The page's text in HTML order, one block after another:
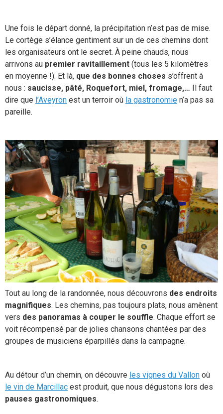
Une fois le départ donné, la précipitation n’est pas de mise.
Le cortège s’élance gentiment sur un de ces chemins dont
les organisateurs ont le secret. À peine chauds, nous
arrivons au premier ravitaillement (tous les 5 kilomètres
en moyenne !). Et là, que des bonnes choses s’offrent à
nous : saucisse, pâté, Roquefort, miel, fromage,… Il faut
dire que l’Aveyron est un terroir où la gastronomie n’a pas sa
pareille.
Tout au long de la randonnée, nous découvrons des endroits
magnifiques. Les chemins, pas toujours plats, nous amènent
vers des panoramas à couper le souffle. Chaque effort se
voit récompensé par de jolies chansons chantées par des
groupes de musiciens éparpillés dans la campagne.
Au détour d’un chemin, on découvre les vignes du Vallon où
le vin de Marcillac est produit, que nous dégustons lors des
pauses gastronomiques.